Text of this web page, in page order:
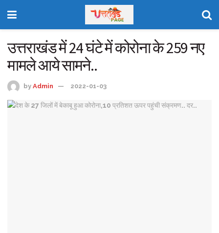
उत्तराखंड में 24 घंटे में कोरोना के 259 नए
मामले आये सामने..
by Admin 2022-01-03